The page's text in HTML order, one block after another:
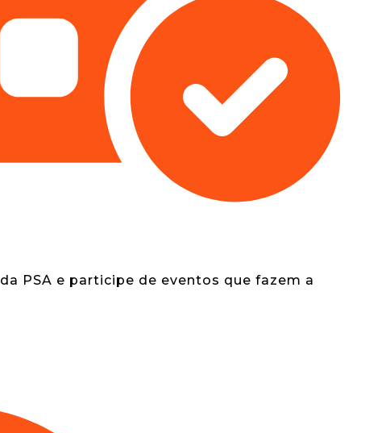
PSA e participe de eventos que fazem a